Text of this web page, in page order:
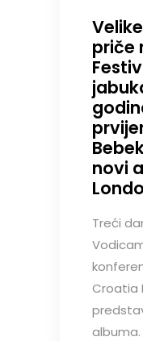
priče
novi
Treći
Croatia
albuma.